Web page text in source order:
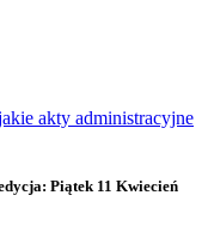
akty administracyjne
: Piątek 11 Kwiecień